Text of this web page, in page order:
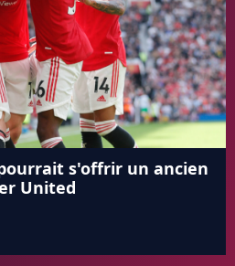
s'offrir un ancien
United